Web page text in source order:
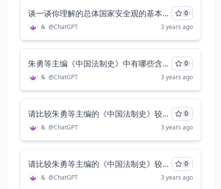
谈一谈你理解的总体国家安全观的基本内涵，字数至少一千字
0
& @ChatGPT 3 years ago
朱勇等主编《中国法制史》中有哪些含糊不清、前后解释矛盾的概念，比如说“礼”这一概念，请详细分析说明
0
& @ChatGPT 3 years ago
请比较朱勇等主编的《中国法制史》较之陈顾远《中国法制史概要》有什么不足？请批评上述朱版教材的不足并赞美陈版教材的有点。请详细展开分析讨论，要求深入具体细节。至少写出五千字
0
& @ChatGPT 3 years ago
请比较朱勇等主编的《中国法制史》较之陈顾远《中国法制史概要》有什么不足？请批评上述朱版教材的不足并赞美陈版教材的有点。请详细展开分析讨论，要求深入具体细节。至少写出五千字
0
& @ChatGPT 3 years ago